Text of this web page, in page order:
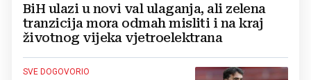
BiH ulazi u novi val ulaganja, ali zelena
tranzicija mora odmah misliti i na kraj
životnog vijeka vjetroelektrana
SVE DOGOVORIO